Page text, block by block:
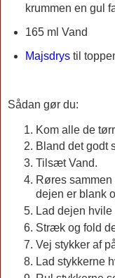
krummen en gul
165 ml Vand
Majsdrystil
Sådan gør du:
Kom alle de
Bland det godt
Tilsæt Vand.
Røres
dejen er blank
Lad dejen
Stræk og fold
Vej stykker af
Lad stykkerne